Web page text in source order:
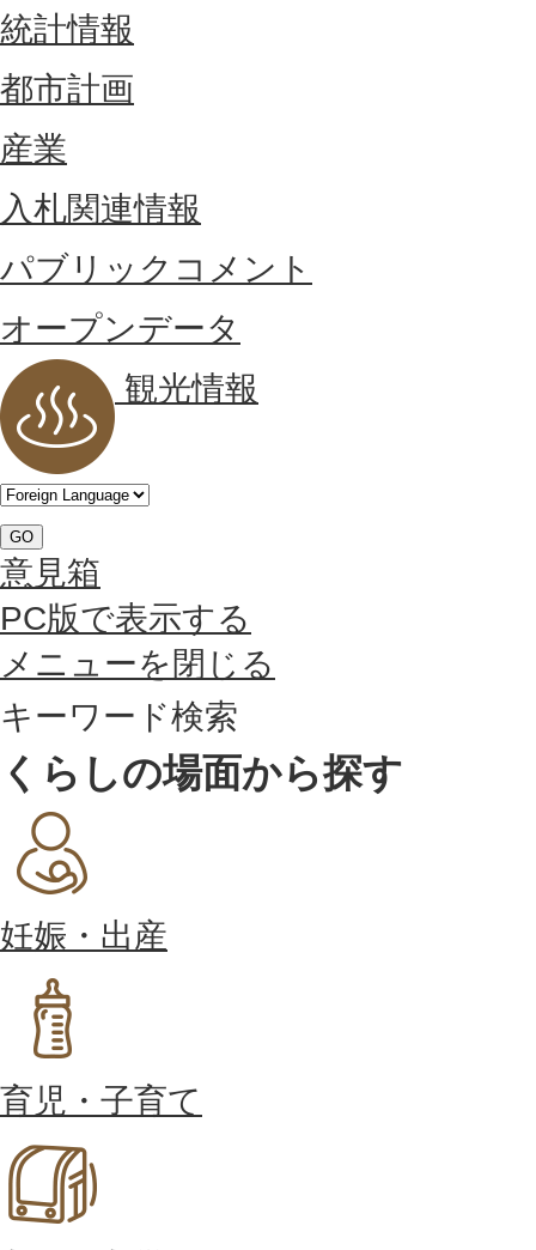
統計情報
都市計画
産業
入札関連情報
パブリックコメント
オープンデータ
観光情報
GO
意見箱
PC版で表示する
メニューを閉じる
キーワード検索
くらしの場面から探す
妊娠・出産
育児・子育て